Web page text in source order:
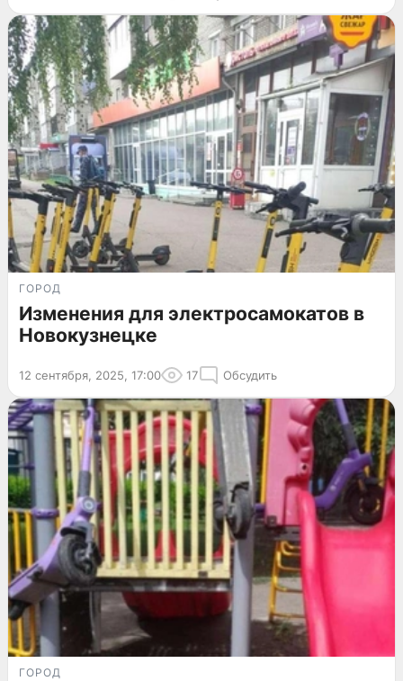
ГОРОД
Изменения для электросамокатов в
Новокузнецке
12 сентября, 2025, 17:00 17 Обсудить
ГОРОД